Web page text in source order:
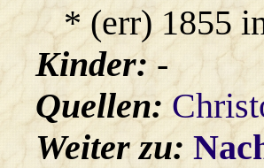
* (err) 1855
Kinder:-
Quellen:
Weiter zu: